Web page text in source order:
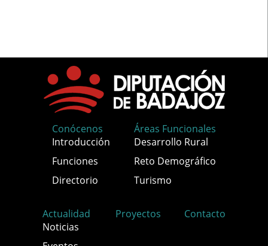
Conócenos
Introducción
Funciones
Directorio
Áreas Funcionales
Desarrollo Rural
Reto Demográfico
Turismo
Actualidad
Noticias
Proyectos Contacto